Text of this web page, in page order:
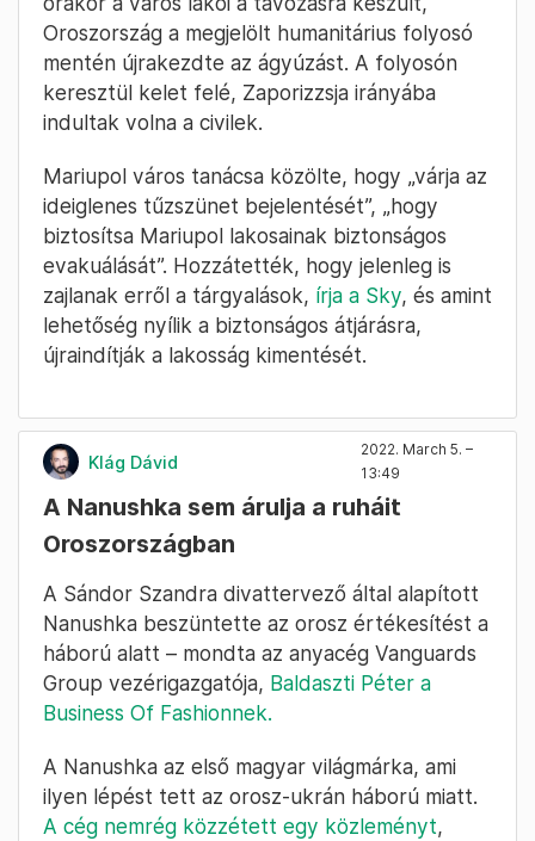
Oroszország a megjelölt humanitárius folyosó
mentén újrakezdte az ágyúzást. A folyosón
keresztül kelet felé, Zaporizzsja irányába
indultak volna a civilek.
Mariupol város tanácsa közölte, hogy „várja az
ideiglenes tűzszünet bejelentését”, „hogy
biztosítsa Mariupol lakosainak biztonságos
evakuálását”. Hozzátették, hogy jelenleg is
zajlanak erről a tárgyalások, írja a Sky, és amint
lehetőség nyílik a biztonságos átjárásra,
újraindítják a lakosság kimentését.
Klág Dávid
2022. March 5. –
13:49
A Nanushka sem árulja a ruháit
Oroszországban
A Sándor Szandra divattervező által alapított
Nanushka beszüntette az orosz értékesítést a
háború alatt – mondta az anyacég Vanguards
Group vezérigazgatója, Baldaszti Péter a
Business Of Fashionnek.
A Nanushka az első magyar világmárka, ami
ilyen lépést tett az orosz-ukrán háború miatt.
A cég nemrég közzétett egy közleményt,